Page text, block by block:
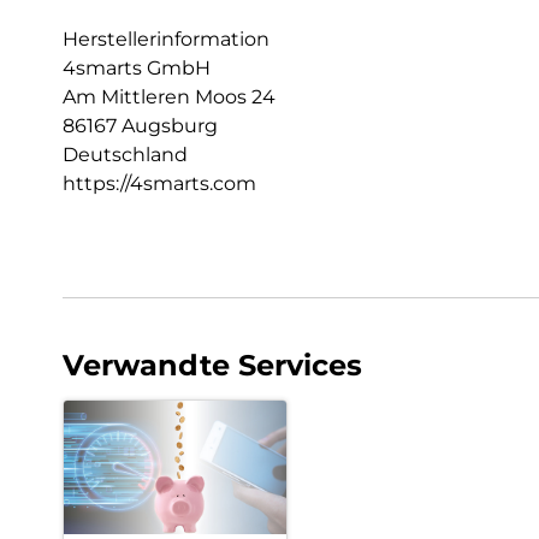
Herstellerinformation
4smarts GmbH
Am Mittleren Moos 24
86167 Augsburg
Deutschland
https://4smarts.com
Verwandte Services